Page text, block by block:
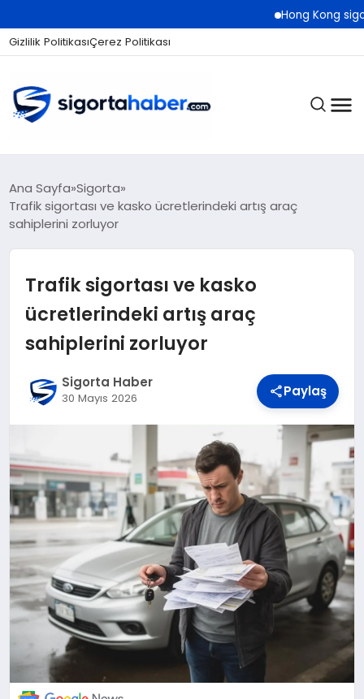
Hong Kong sigorta
Gizlilik PolitikasıÇerez Politikası
SIGORTA
EKONOMI
BILIM VE TEKNOLOJI
OTOMOBIL
KÜNYE
İLETIŞIM
Ana Sayfa Sigorta
Trafik sigortası ve kasko ücretlerindeki artış araç
sahiplerini zorluyor
Trafik sigortası ve kasko
ücretlerindeki artış araç
sahiplerini zorluyor
Sigorta Haber
30 Mayıs 2026 Paylaş